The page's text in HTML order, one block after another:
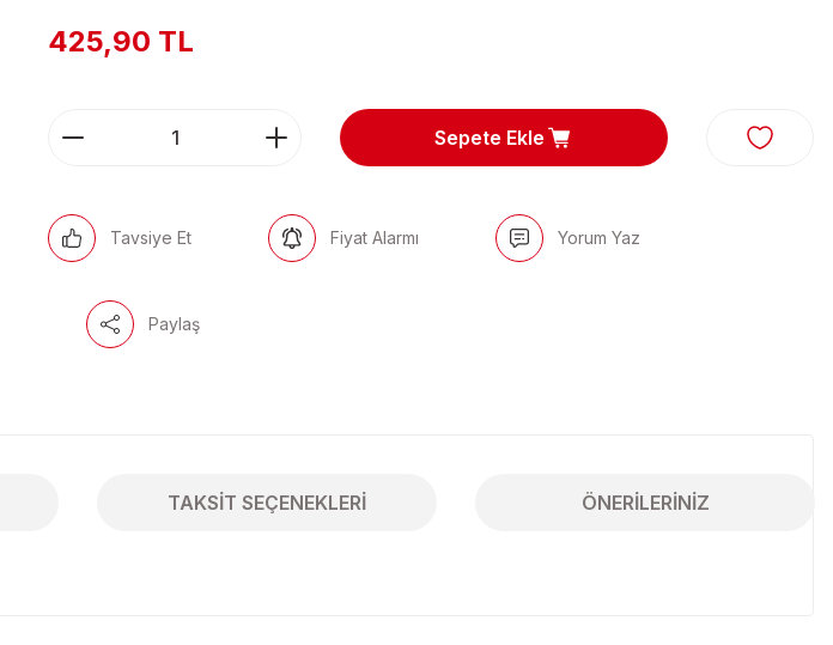
425,90 TL
Sepete Ekle
Tavsiye Et Fiyat Alarmı Yorum Yaz
Paylaş
TAKSIT SEÇENEKLERI ÖNERILERINIZ